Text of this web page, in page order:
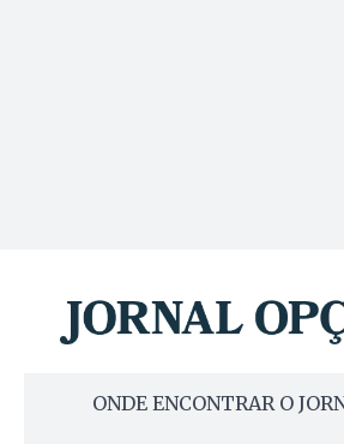
ONDE ENCONTRAR O